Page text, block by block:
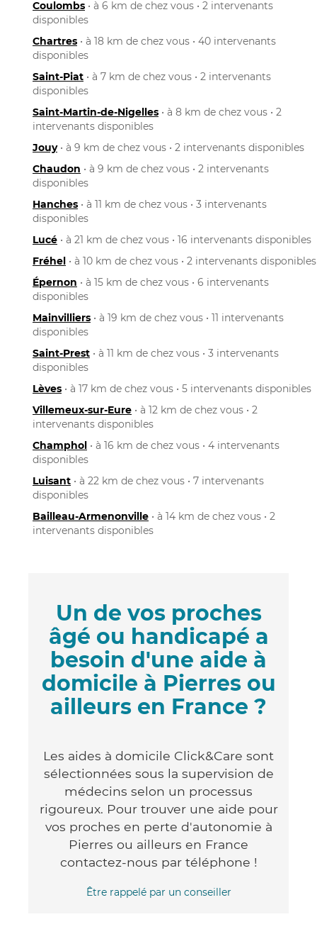
Coulombs • à 6 km de chez vous • 2 intervenants
disponibles
Chartres • à 18 km de chez vous • 40 intervenants
disponibles
Saint-Piat • à 7 km de chez vous • 2 intervenants
disponibles
Saint-Martin-de-Nigelles • à 8 km de chez vous • 2
intervenants disponibles
Jouy• à 9 km de chez vous • 2 intervenants disponibles
Chaudon • à 9 km de chez vous • 2 intervenants
disponibles
Hanches • à 11 km de chez vous • 3 intervenants
disponibles
Lucé • à 21 km de chez vous • 16 intervenants disponibles
Fréhel • à 10 km de chez vous • 2 intervenants disponibles
Épernon • à 15 km de chez vous • 6 intervenants
disponibles
Mainvilliers • à 19 km de chez vous • 11 intervenants
disponibles
Saint-Prest • à 11 km de chez vous • 3 intervenants
disponibles
Lèves • à 17 km de chez vous • 5 intervenants disponibles
Villemeux-sur-Eure • à 12 km de chez vous • 2
intervenants disponibles
Champhol • à 16 km de chez vous • 4 intervenants
disponibles
Luisant • à 22 km de chez vous • 7 intervenants
disponibles
Bailleau-Armenonville • à 14 km de chez vous • 2
intervenants disponibles
Un de vos proches
âgé ou handicapé a
besoin d'une aide à
domicile à Pierres ou
ailleurs en France ?
Les aides à domicile Click&Care sont
sélectionnées sous la supervision de
médecins selon un processus
rigoureux. Pour trouver une aide pour
vos proches en perte d'autonomie à
Pierres ou ailleurs en France
contactez-nous par téléphone !
Être rappelé par un conseiller